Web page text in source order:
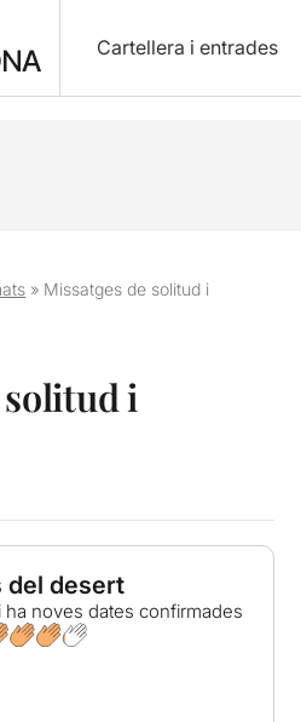
Cartellera i entrades
» Missatges de solitud i
solitud i
del desert
ha noves dates confirmades